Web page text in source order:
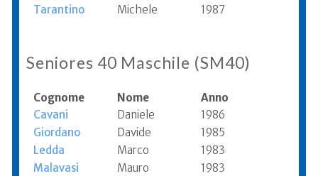
Tarantino
Michele 1987
Seniores 40 Maschile (SM40)
Cognome Nome
Anno
Cavani
Daniele
1986
Giordano
Davide
1985
Ledda
Marco
1983
Malavasi
Mauro
1983